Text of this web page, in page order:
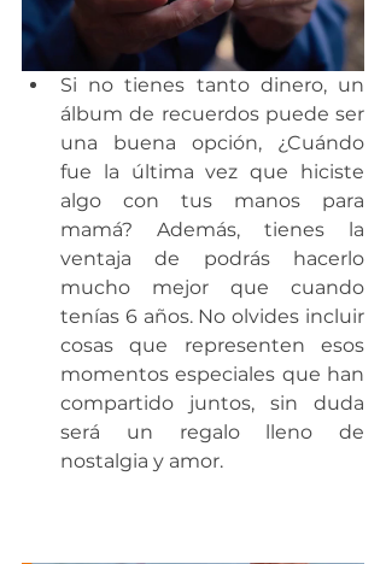
Si no tienes tanto dinero, un
álbum de recuerdos puede ser
una buena opción, ¿Cuándo
fue la última vez que hiciste
algo con tus manos para
mamá? Además, tienes la
ventaja de podrás hacerlo
mucho mejor que cuando
tenías 6 años. No olvides incluir
cosas que representen esos
momentos especiales que han
compartido juntos, sin duda
será un regalo lleno de
nostalgia y amor.